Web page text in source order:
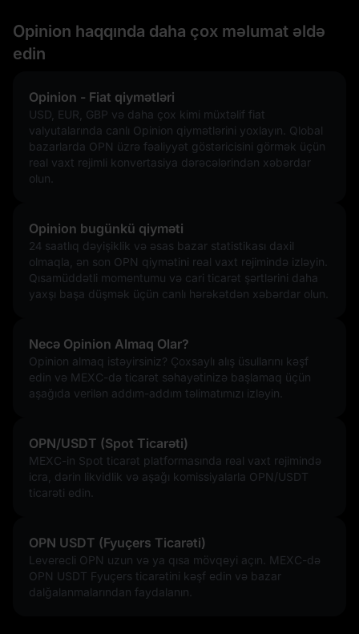
Opinion haqqında daha çox məlumat əldə
edin
Opinion - Fiat qiymətləri
USD, EUR, GBP və daha çox kimi müxtəlif fiat
valyutalarında canlı Opinion qiymətlərini yoxlayın. Qlobal
bazarlarda OPN üzrə fəaliyyət göstəricisini görmək üçün
real vaxt rejimli konvertasiya dərəcələrindən xəbərdar
olun.
Opinion bugünkü qiyməti
24 saatlıq dəyişiklik və əsas bazar statistikası daxil
olmaqla, ən son OPN qiymətini real vaxt rejimində izləyin.
Qısamüddətli momentumu və cari ticarət şərtlərini daha
yaxşı başa düşmək üçün canlı hərəkətdən xəbərdar olun.
Necə Opinion Almaq Olar?
Opinion almaq istəyirsiniz? Çoxsaylı alış üsullarını kəşf
edin və MEXC-də ticarət səhayətinizə başlamaq üçün
aşağıda verilən addım-addım təlimatımızı izləyin.
OPN/USDT (Spot Ticarəti)
MEXC-in Spot ticarət platformasında real vaxt rejimində
icra, dərin likvidlik və aşağı komissiyalarla OPN/USDT
ticarəti edin.
OPN USDT (Fyuçers Ticarəti)
Leverecli OPN uzun və ya qısa mövqeyi açın. MEXC-də
OPN USDT Fyuçers ticarətini kəşf edin və bazar
dalğalanmalarından faydalanın.